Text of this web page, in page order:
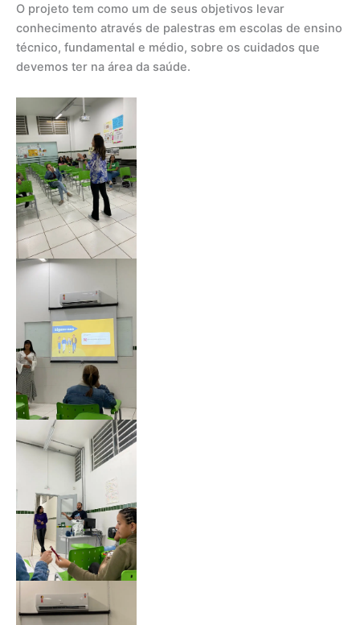
O projeto tem como um de seus objetivos levar
conhecimento através de palestras em escolas de ensino
técnico, fundamental e médio, sobre os cuidados que
devemos ter na área da saúde.